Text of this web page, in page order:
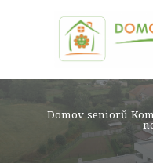
Domov seniorů